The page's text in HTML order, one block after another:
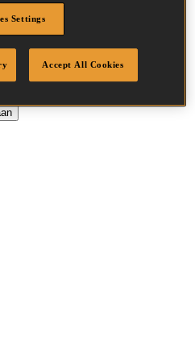
Settings
Accept All Cookies